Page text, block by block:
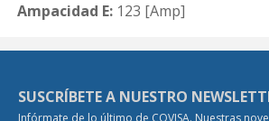
Ampacidad E: 123 [Amp]
SUSCRÍBETE A NUESTRO
Infórmate de lo último de COVISA. Nuestras